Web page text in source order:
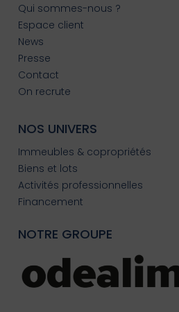
Qui sommes-nous ?
Espace client
News
Presse
Contact
On recrute
NOS UNIVERS
Immeubles & copropriétés
Biens et lots
Activités professionnelles
Financement
NOTRE GROUPE